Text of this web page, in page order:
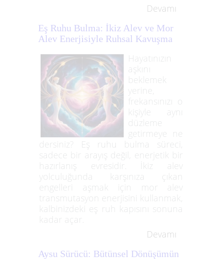
Devamı
Eş Ruhu Bulma: İkiz Alev ve Mor
Alev Enerjisiyle Ruhsal Kavuşma
Hayatınızın
aşkını
beklemek
yerine,
frekansınızı o
kişiyle aynı
düzleme
getirmeye ne
dersiniz? Eş ruhu bulma süreci,
sadece bir arayış değil, enerjetik bir
hazırlanış evresidir. İkiz alev
yolculuğunda karşınıza çıkan
engelleri aşmak için mor alev
transmutasyon enerjisini kullanmak,
kalbinizdeki eş ruh kapısını sonuna
kadar açar.
Devamı
Aysu Sürücü: Bütünsel Dönüşümün